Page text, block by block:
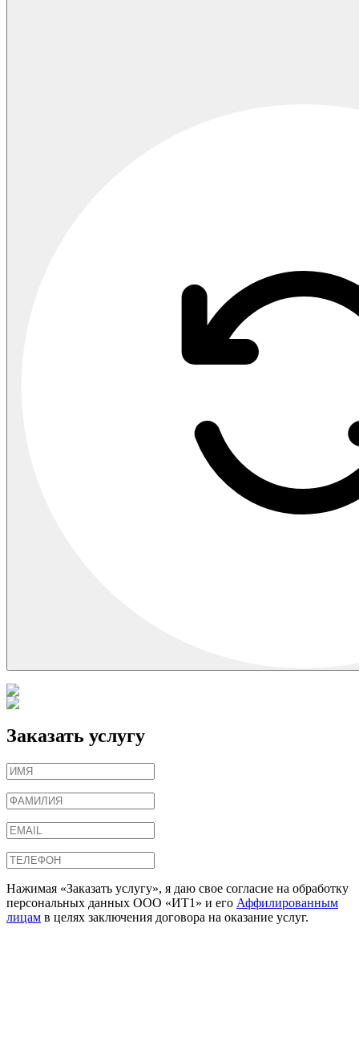
Заказать услугу
Нажимая «Заказать услугу», я даю свое согласие на обработку
персональных данных ООО «ИТ1» и его Аффилированным
лицам в целях заключения договора на оказание услуг.